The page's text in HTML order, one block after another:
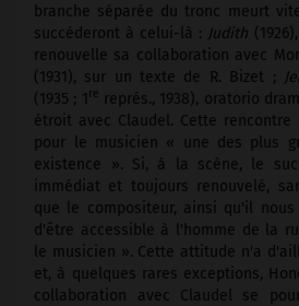
branche séparée du tronc meurt
succéderont à celui-là : Judith
renouvelle sa collaboration avec
(1931), sur un texte de R. Bizet ;
(1935 ; 1 re représ., 1938), oratorio
étroit avec Claudel. Cette
pour le musicien « une des plus
existence ». Si, à la scène, le
immédiat et toujours renouvelé,
que le compositeur, ainsi qu'il
d'être accessible à l'homme de la
le musicien ». Cette attitude n'a
et, à quelques rares exceptions,
collaboration avec Claudel se